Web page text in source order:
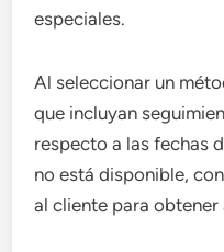
especiales.
Al seleccionar un
que incluyan
respecto a las fechas
no está disponible,
al cliente para obtener